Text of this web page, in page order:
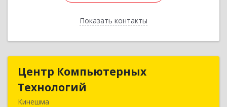
Показать контакты
Назад
Центр Компьютерных
Технологий
Кинешма
Центр Компьютерных